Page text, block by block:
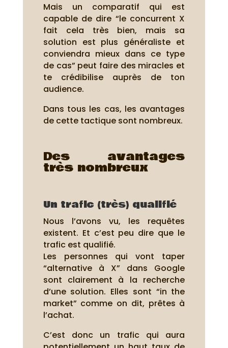
Mais un comparatif qui est
capable de dire “le concurrent X
fait cela très bien, mais sa
solution est plus généraliste et
conviendra mieux dans ce type
de cas” peut faire des miracles et
te crédibilise auprès de ton
audience.
Dans tous les cas, les avantages
de cette tactique sont nombreux.
Des avantages
très nombreux
Un trafic (très) qualifié
Nous l’avons vu, les requêtes
existent. Et c’est peu dire que le
trafic est qualifié.
Les personnes qui vont taper
“alternative à X” dans Google
sont clairement à la recherche
d’une solution. Elles sont “in the
market” comme on dit, prêtes à
l’achat.
C’est donc un trafic qui aura